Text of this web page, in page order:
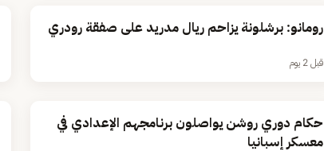
رومانو: برشلونة يزاحم ريال مدريد على صفقة رودري
قبل 2 يوم
حكام دوري روشن يواصلون برنامجهم الإعدادي في
معسكر إسبانيا